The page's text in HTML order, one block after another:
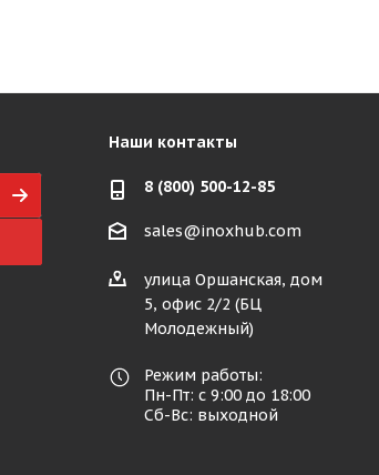
Наши контакты
8 (800) 500-12-85
sales@inoxhub.com
улица Оршанская, дом
5, офис 2/2 (БЦ
Молодежный)
Режим работы:
Пн-Пт: с 9:00 до 18:00
Сб-Вс: выходной